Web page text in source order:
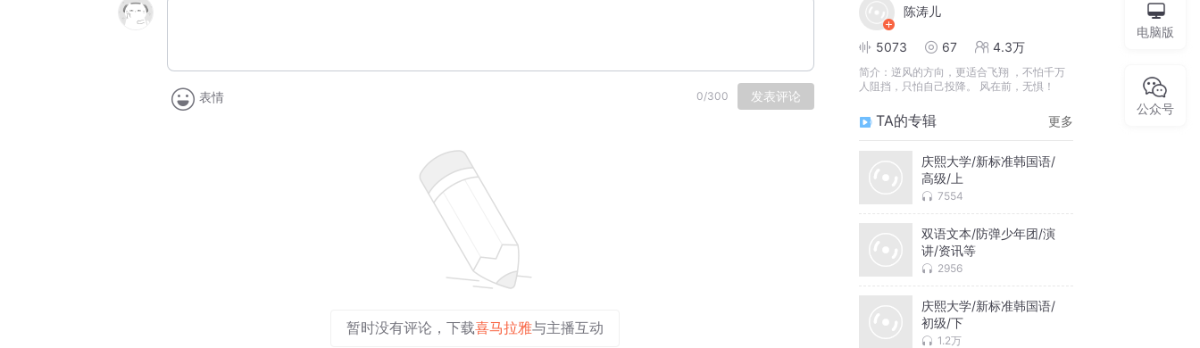
表情 0/300 发表评论
暂时没有评论，下载喜马拉雅与主播互动
陈涛儿
5073 67 4.3万
简介： 逆风的方向，更适合飞翔 ，不怕千万
人阻挡，只怕自己投降。 风在前，无惧！
TA的专辑 更多
庆熙大学/新标准韩国语/
高级/上
7554
双语文本/防弹少年团/演
讲/资讯等
2956
庆熙大学/新标准韩国语/
初级/下
1.2万
电脑版
公众号